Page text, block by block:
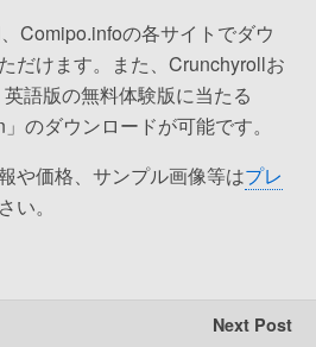
Comipo.infoの各サイトでダウ
だけます。また、Crunchyrollお
語版の無料体験版に当たる
のダウンロードが可能です。
や価格、サンプル画像等はプレ
い。
Next Post